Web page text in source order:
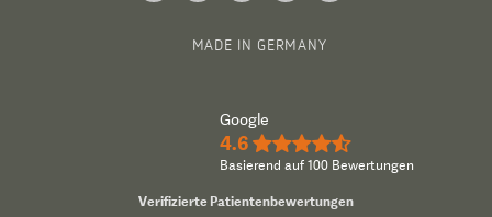
MADE IN GERMANY
Google
4.6 ★★★★½
Basierend auf 100 Bewertungen
Verifizierte Patientenbewertungen